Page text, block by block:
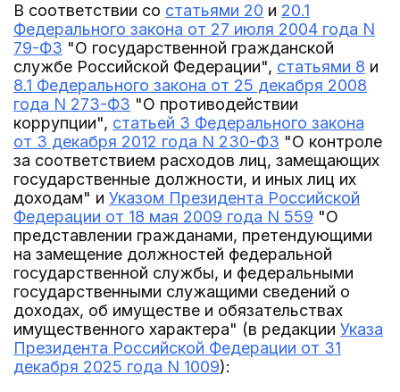
В соответствии со статьями 20 и 20.1
Федерального закона от 27 июля 2004 года N
79-ФЗ "О государственной гражданской
службе Российской Федерации", статьями 8 и
8.1 Федерального закона от 25 декабря 2008
года N 273-ФЗ "О противодействии
коррупции", статьей 3 Федерального закона
от 3 декабря 2012 года N 230-ФЗ "О контроле
за соответствием расходов лиц, замещающих
государственные должности, и иных лиц их
доходам" и Указом Президента Российской
Федерации от 18 мая 2009 года N 559 "О
представлении гражданами, претендующими
на замещение должностей федеральной
государственной службы, и федеральными
государственными служащими сведений о
доходах, об имуществе и обязательствах
имущественного характера" (в редакции Указа
Президента Российской Федерации от 31
декабря 2025 года N 1009):